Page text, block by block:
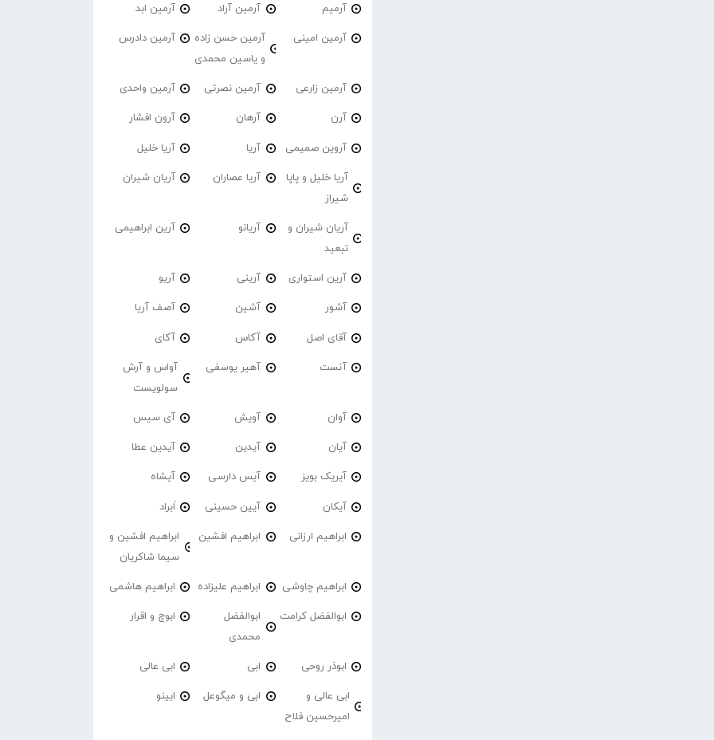
آرمیم آرمین آراد آرمین ابد
آرمین امینی
آرمین حسن زاده
و یاسین محمدی
آرمین دادرس
آرمین زارعی آرمین نصرتی آرمین واحدی
آرن آرهان آرون افشار
آروین صمیمی آریا آریا خلیل
آریا خلیل و پاپا
شیراز
آریا عصاران آریان شیران
آریان شیران و
تبعید
آریانو آرین ابراهیمی
آرین استواری آرینی آریو
آشور آشین آصف آریا
آقای اصل آکاس آکای
آنست آهیر یوسفی
آواس و آرش
سولویست
آوان آویش آی سیس
آیان آیدین آیدین عطا
آیریک بویز آیس دارسی آیشاه
آیکان آیین حسینی اَبراد
ابراهیم ارزانی ابراهیم افشین
ابراهیم افشین و
سیما شاکریان
ابراهیم چاوشی ابراهیم علیزاده ابراهیم هاشمی
ابوالفضل کرامت
ابوالفضل
محمدی
ابوچ و اقرار
ابوذر روحی ابی ابی عالی
ابی عالی و
امیرحسین فلاح
ابی و میگوعل ابینو